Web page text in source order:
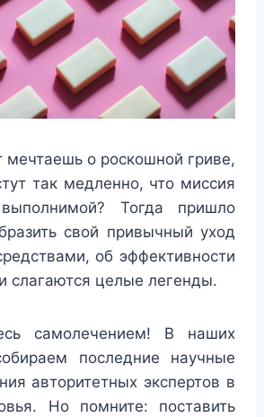
о роскошной гриве,
так медленно, что миссия
Тогда пришло
свой привычный уход
об эффективности
слагаются целые легенды.
самолечением!
В наших
последние научные
авторитетных экспертов в
Но помните: поставить